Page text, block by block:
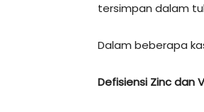
tersimpan dalam
Dalam beberapa
Defisiensi Zinc dan